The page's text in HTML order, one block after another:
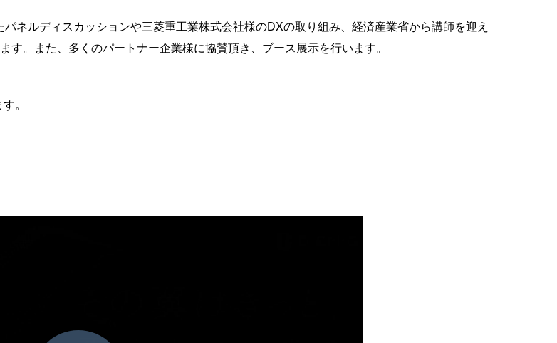
ネルディスカッションや三菱重工業株式会社様のDXの取り組み、 経済産業省から講師を迎え
す。 また、多くのパートナー企業様に協賛頂き、 ブース展示を行います。
。